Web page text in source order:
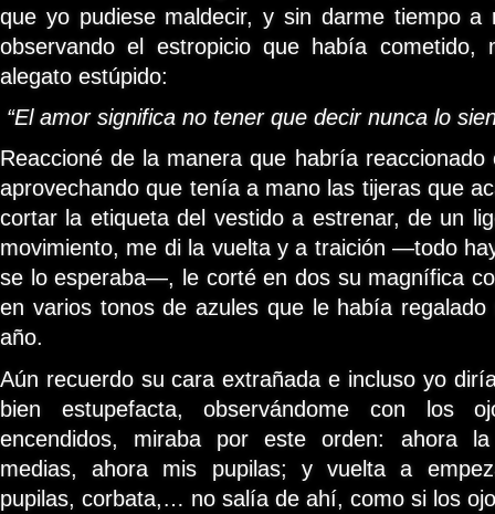
que yo pudiese maldecir, y sin darme tiempo a
observando el estropicio que había
alegato estúpido:
“El amor significa no tener que decir nunca lo
Reaccioné de la manera que habría
aprovechando que tenía a mano las tijeras que
cortar la etiqueta del vestido a estrenar, de un
movimiento, me di la vuelta y a traición —todo
se lo esperaba—, le corté en dos su magnífica
en varios tonos de azules que le había
año.
Aún recuerdo su cara extrañada e incluso yo
bien estupefacta, observándome con los
encendidos, miraba por este orden: ahora la
medias, ahora mis pupilas; y vuelta a
pupilas, corbata,… no salía de ahí, como si los